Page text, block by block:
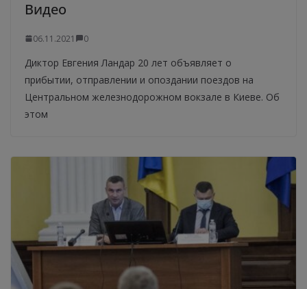
Видео
06.11.2021 0
Диктор Евгения Ландар 20 лет объявляет о
прибытии, отправлении и опоздании поездов на
Центральном железнодорожном вокзале в Киеве. Об
этом